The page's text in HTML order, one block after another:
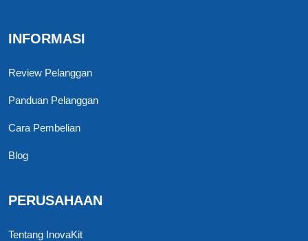
INFORMASI
Review Pelanggan
Panduan Pelanggan
Cara Pembelian
Blog
PERUSAHAAN
Tentang InovaKit